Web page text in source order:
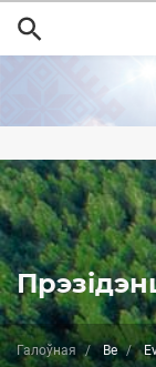
Галоўная Be